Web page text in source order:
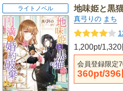
地味姫と黒
真弓りの まち
1,200pt/
会員登録限定
360pt/396
ライトノベル